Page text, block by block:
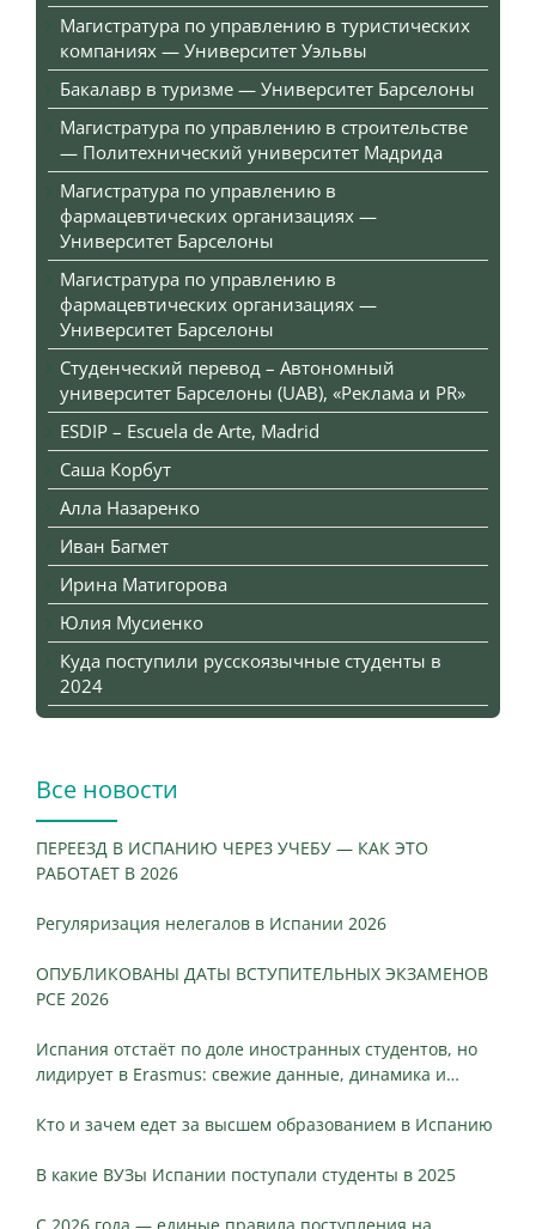
Магистратура по управлению в туристических
компаниях — Университет Уэльвы
Бакалавр в туризме — Университет Барселоны
Магистратура по управлению в строительстве
— Политехнический университет Мадрида
Магистратура по управлению в
фармацевтических организациях —
Университет Барселоны
Магистратура по управлению в
фармацевтических организациях —
Университет Барселоны
Студенческий перевод – Автономный
университет Барселоны (UAB), «Реклама и PR»
ESDIP – Escuela de Arte, Madrid
Саша Корбут
Алла Назаренко
Иван Багмет
Ирина Матигорова
Юлия Мусиенко
Куда поступили русскоязычные студенты в
2024
Все новости
ПЕРЕЕЗД В ИСПАНИЮ ЧЕРЕЗ УЧЕБУ — КАК ЭТО
РАБОТАЕТ В 2026
Регуляризация нелегалов в Испании 2026
ОПУБЛИКОВАНЫ ДАТЫ ВСТУПИТЕЛЬНЫХ ЭКЗАМЕНОВ
PCE 2026
Испания отстаёт по доле иностранных студентов, но
лидирует в Erasmus: свежие данные, динамика и
Кто и зачем едет за высшем образованием в Испанию
В какие ВУЗы Испании поступали студенты в 2025